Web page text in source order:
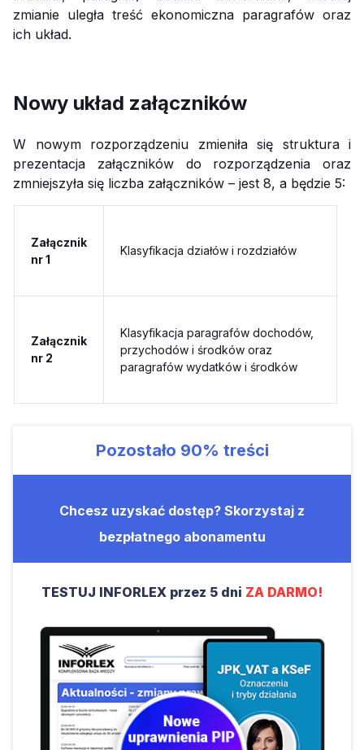
zmianie uległa treść ekonomiczna paragrafów oraz
ich układ.
Nowy układ załączników
W nowym rozporządzeniu zmieniła się struktura i
prezentacja załączników do rozporządzenia oraz
zmniejszyła się liczba załączników – jest 8, a będzie 5:
Załącznik
nr 1
Klasyfikacja działów i rozdziałów
Załącznik
nr 2
Klasyfikacja paragrafów dochodów,
przychodów i środków oraz
paragrafów wydatków i środków
Pozostało 90% treści
Chcesz uzyskać dostęp? Skorzystaj z
bezpłatnego abonamentu
TESTUJ INFORLEX przez 5 dni ZA DARMO!